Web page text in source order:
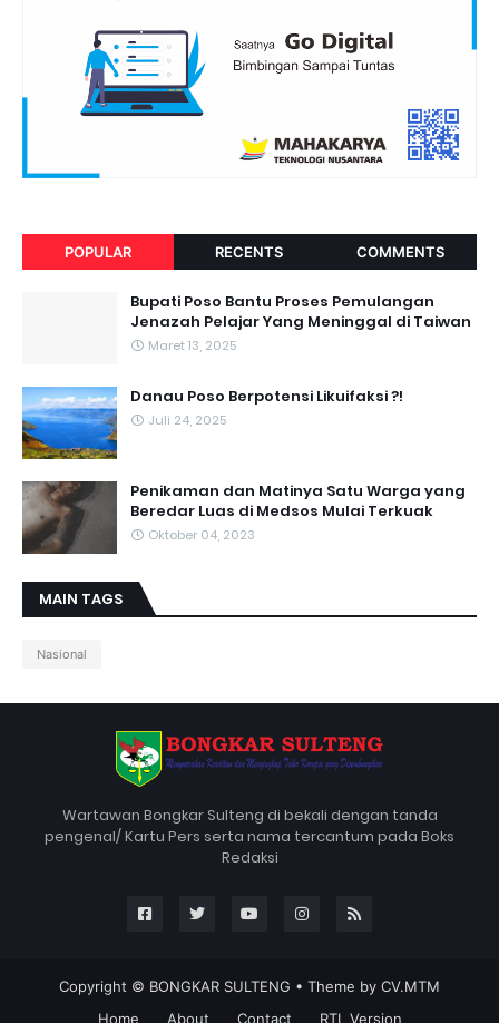
POPULAR RECENTS COMMENTS
Bupati Poso Bantu Proses Pemulangan
Jenazah Pelajar Yang Meninggal di Taiwan
Maret 13, 2025
Danau Poso Berpotensi Likuifaksi ?!
Juli 24, 2025
Penikaman dan Matinya Satu Warga yang
Beredar Luas di Medsos Mulai Terkuak
Oktober 04, 2023
MAIN TAGS
Nasional
Wartawan Bongkar Sulteng di bekali dengan tanda
pengenal/ Kartu Pers serta nama tercantum pada Boks
Redaksi
Copyright © BONGKAR SULTENG • Theme by CV.MTM
Home
About Contact RTL Version